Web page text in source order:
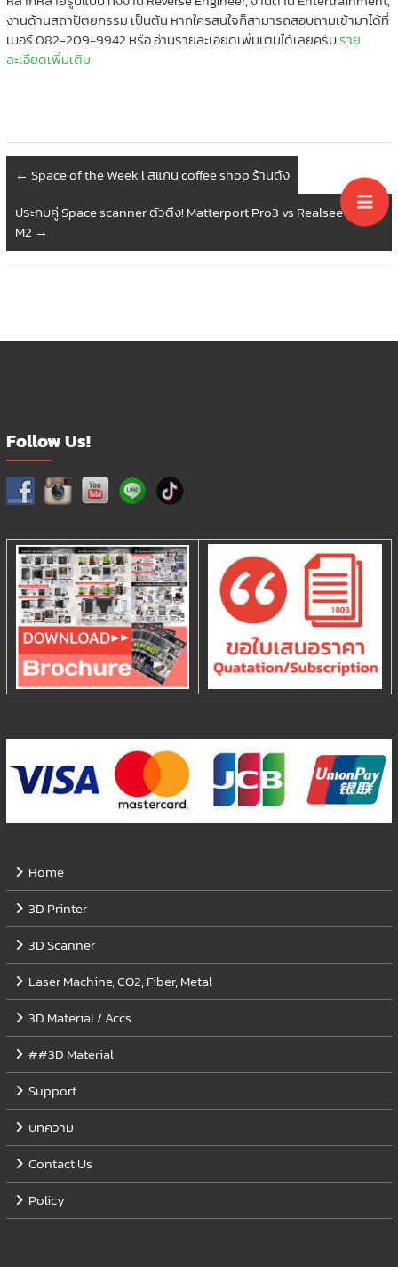
งานด้านสถาปัตยกรรม เป็นต้น หากใครสนใจก็สามารถสอบถามเข้ามาได้ที่
เบอร์ 082-209-9942 หรือ อ่านรายละเอียดเพิ่มเติมได้เลยครับราย
ละเอียดเพิ่มเติม
← Space of the Week l สแกน coffee shop ร้านดัง
ประกบคู่ Space scanner ตัวตึง! Matterport Pro3 vs Realsee Galois
M2 →
Follow Us!
Home
3D Printer
3D Scanner
Laser Machine, CO2, Fiber, Metal
3D Material / Accs.
##3D Material
Support
บทความ
Contact Us
Policy